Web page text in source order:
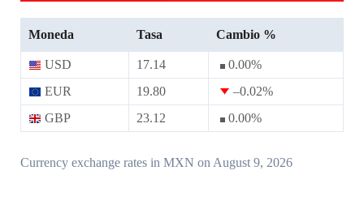
Moneda Tasa Cambio %
USD 17.14 0.00%
EUR
19.80 –0.02%
GBP
23.12 0.00%
Currency exchange rates in MXN on August 9, 2026